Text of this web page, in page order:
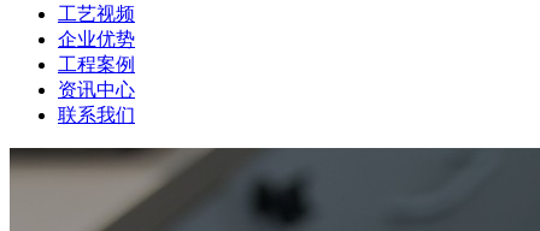
工艺视频
企业优势
工程案例
资讯中心
联系我们